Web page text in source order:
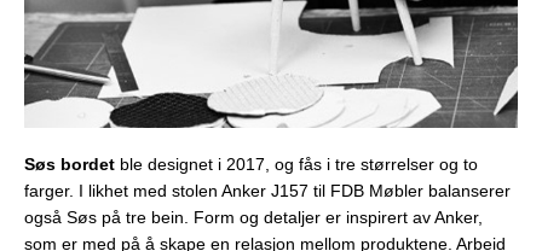
Søs bordet ble designet i 2017, og fås i tre størrelser og to
farger. I likhet med stolen Anker J157 til FDB Møbler balanserer
også Søs på tre bein. Form og detaljer er inspirert av Anker,
som er med på å skape en relasjon mellom produktene. Arbeid